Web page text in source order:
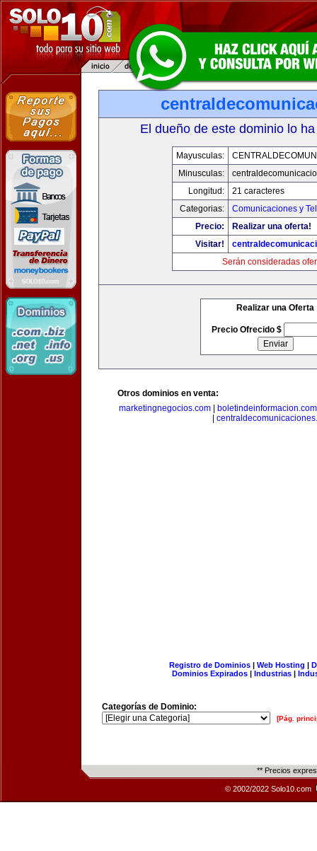
El dueño de este dominio lo
Mayusculas:
Minusculas:
Longitud:
21 caracteres
Categorias:
Comunicaciones y
Precio:
Realizar una oferta!
Visitar!
Serán consideradas
Realizar una Oferta
Precio Ofrecido $
Otros dominios en venta:
marketingnegocios.com
boletindeinformacion.com
Registro de Dominios| Web Hosting |
Dominios Expirados | Industrias |
Categorías de Dominio:
[Pág.
** Precios
© 2002/2022 Solo10.com